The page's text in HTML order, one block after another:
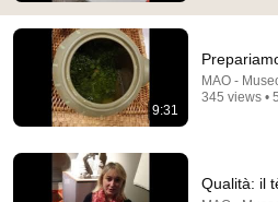
14 Chefs From 14 Countries
Epicurious •
9:31
MAO -
345 views •
Qualità: il